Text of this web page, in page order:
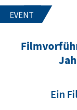
EVENT
Ein